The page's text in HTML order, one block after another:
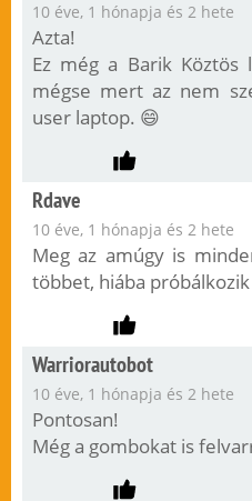
10 éve, 1 hónapja és 2 hete
Azta!
Ez még a Barik
mégse mert az nem
user laptop. 😄
Rdave
10 éve, 1 hónapja és 2 hete
Meg az amúgy is
többet, hiába
Warriorautobot
10 éve, 1 hónapja és 2 hete
Pontosan!
Még a gombokat is